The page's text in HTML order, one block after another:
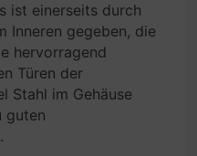
ist einerseits durch
Inneren gegeben, die
hervorragend
Türen der
Stahl im Gehäuse
guten